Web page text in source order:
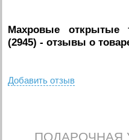
Махровые открытые
(2945) - отзывы о
Добавить отзыв
ПОДАРОЧНАЯ